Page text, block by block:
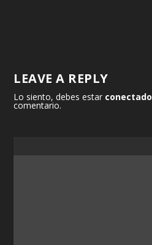
LEAVE A REPLY
Lo siento, debes estar conectado
comentario.